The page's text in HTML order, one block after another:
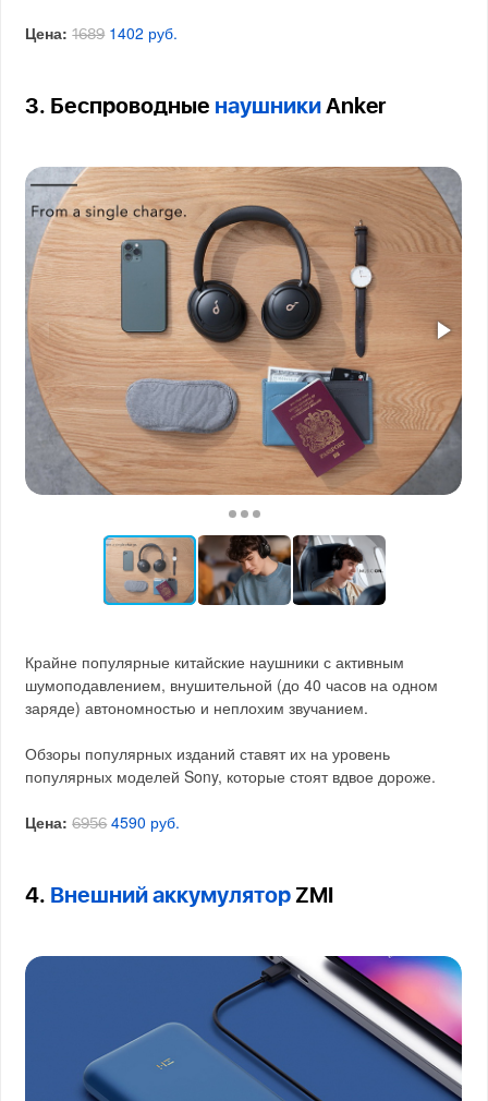
Цена: 1689 1402 руб.
3. Беспроводные наушники Anker
Крайне популярные китайские наушники с активным
шумоподавлением, внушительной (до 40 часов на одном
заряде) автономностью и неплохим звучанием.
Обзоры популярных изданий ставят их на уровень
популярных моделей Sony, которые стоят вдвое дороже.
Цена: 6956 4590 руб.
4. Внешний аккумулятор ZMI